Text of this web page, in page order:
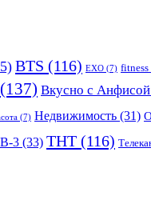
BTS (116) EXO (7) fitness
(137) Вкусно с
(7) Недвижимость (31)
3 (33) ТНТ (116)